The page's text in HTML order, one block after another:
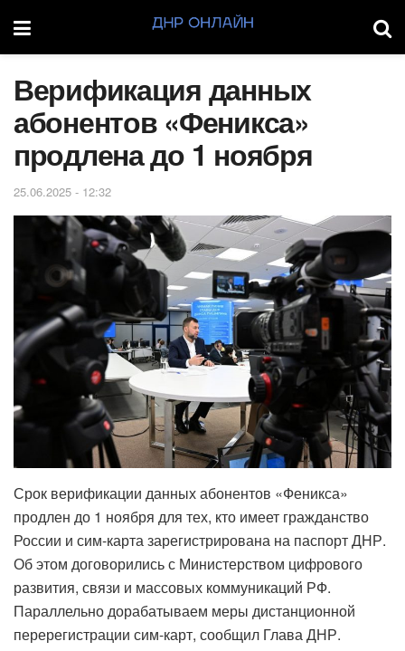
Верификация данных
абонентов «Феникса»
продлена до 1 ноября
25.06.2025 - 12:32
Срок верификации данных абонентов «Феникса»
продлен до 1 ноября для тех, кто имеет гражданство
России и сим-карта зарегистрирована на паспорт ДНР.
Об этом договорились с Министерством цифрового
развития, связи и массовых коммуникаций РФ.
Параллельно дорабатываем меры дистанционной
перерегистрации сим-карт, сообщил Глава ДНР.